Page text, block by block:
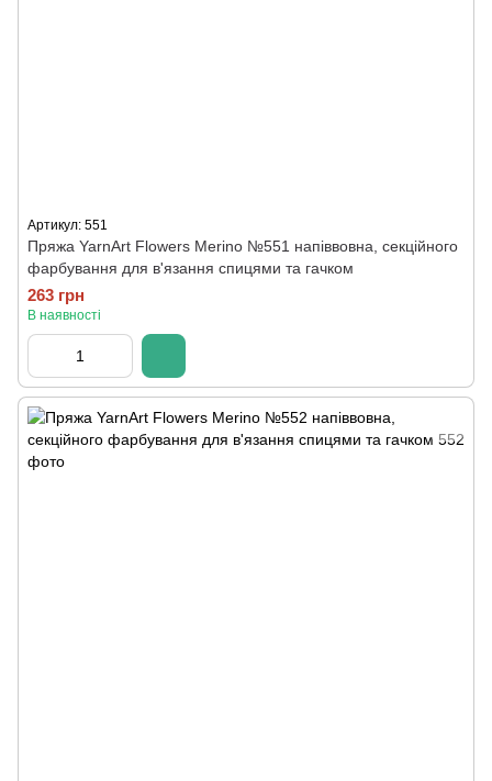
Артикул: 551
Пряжа YarnArt Flowers Merino №551 напіввовна, секційного
фарбування для в'язання спицями та гачком
263 грн
В наявності